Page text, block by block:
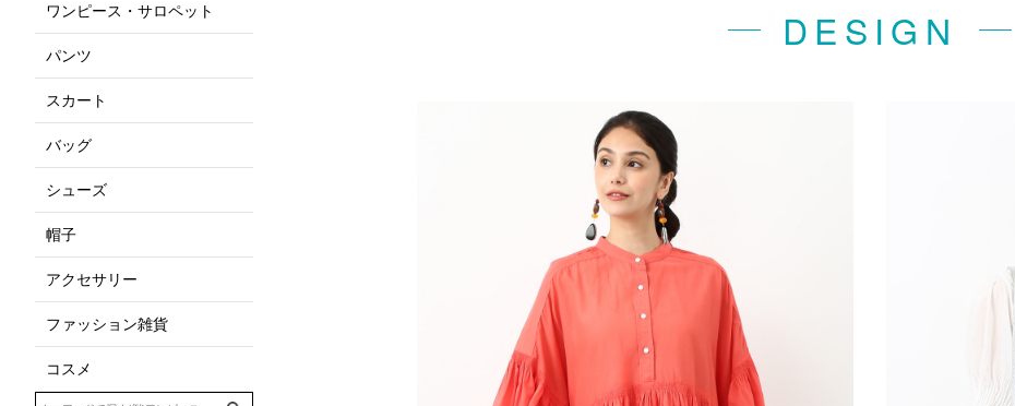
ワンピース・サロペット
パンツ
スカート
バッグ
シューズ
帽子
アクセサリー
ファッション雑貨
コスメ
DESIGN